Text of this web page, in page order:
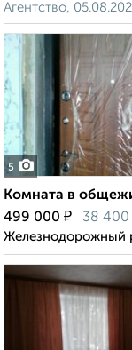
Агентство,
5
Комната в
499 000 ₽ 38 400
Железнодорожный